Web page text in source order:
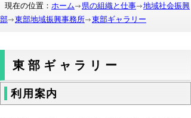
現在の位置： ホーム 県の組織と仕事
地域社会振興
部
東部地域振興事務所 東部ギャラリー
東部ギャラリー
利用案内